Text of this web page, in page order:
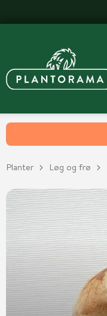
Planter Løg og frø